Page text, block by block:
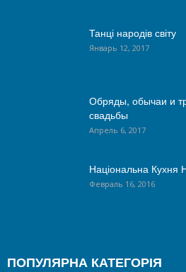
Танці народів світу
Январь 12, 2017
Обряды, обычаи и
свадьбы
Апрель 6, 2017
Національна Кухня
Февраль 16, 2016
ПОПУЛЯРНА КАТЕГОРІЯ